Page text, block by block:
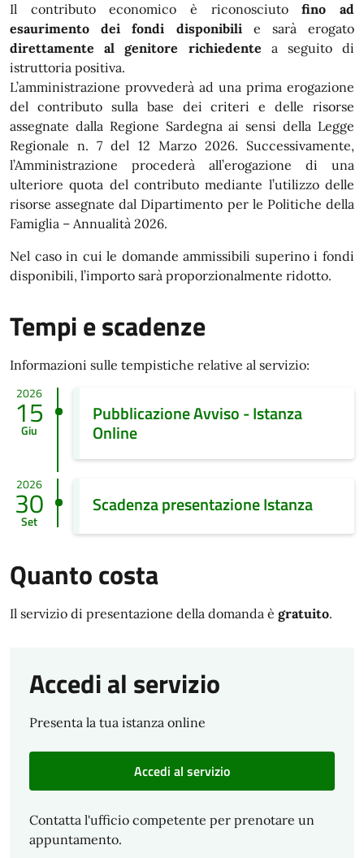
Il contributo economico è riconosciutofino ad
esaurimento dei fondi disponibilie sarà erogato
direttamente al genitore richiedente a seguito di
istruttoria positiva.
L’amministrazione provvederà ad una prima erogazione
del contributo sulla base dei criteri e delle risorse
assegnate dalla Regione Sardegna ai sensi della Legge
Regionale n. 7 del 12 Marzo 2026. Successivamente,
l’Amministrazione procederà all’erogazione di una
ulteriore quota del contributo mediante l’utilizzo delle
risorse assegnate dal Dipartimento per le Politiche della
Famiglia – Annualità 2026.
Nel caso in cui le domande ammissibili superino i fondi
disponibili, l’importo sarà proporzionalmente ridotto.
Tempi e scadenze
Informazioni sulle tempistiche relative al servizio:
2026
15
Giu
Pubblicazione Avviso - Istanza
Online
2026
30
Set
Scadenza presentazione Istanza
Quanto costa
Il servizio di presentazione della domanda è gratuito.
Accedi al servizio
Presenta la tua istanza online
Accedi al servizio
Contatta l'ufficio competente per prenotare un
appuntamento.